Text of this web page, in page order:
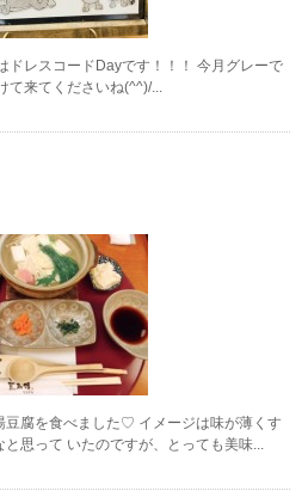
ドレスコードDayです！！！ 今月グレーで
て来てくださいね(^^)/...
豆腐を食べました♡ イメージは味が薄くす
思って いたのですが、とっても美味...